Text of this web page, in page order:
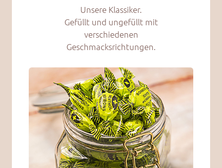
Unsere Klassiker.
Gefüllt und ungefüllt mit
verschiedenen
Geschmacksrichtungen.